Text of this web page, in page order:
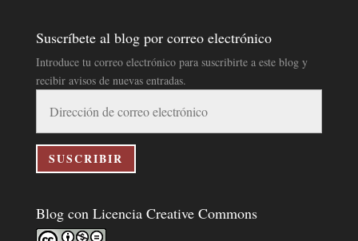
Suscríbete al blog por correo electrónico
Introduce tu correo electrónico para suscribirte a este blog y
recibir avisos de nuevas entradas.
correo
electrónico
SUSCRIBIR
Blog con Licencia Creative Commons